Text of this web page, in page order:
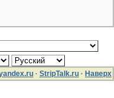
· StripTalk.ru · Наверх